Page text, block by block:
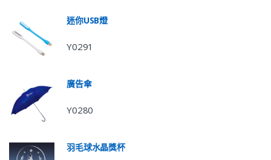
迷你USB燈
Y0291
廣告傘
Y0280
羽毛球水晶獎杯